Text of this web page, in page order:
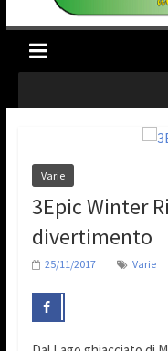
Varie
3Epic Winter
divertimento
25/11/2017 Varie